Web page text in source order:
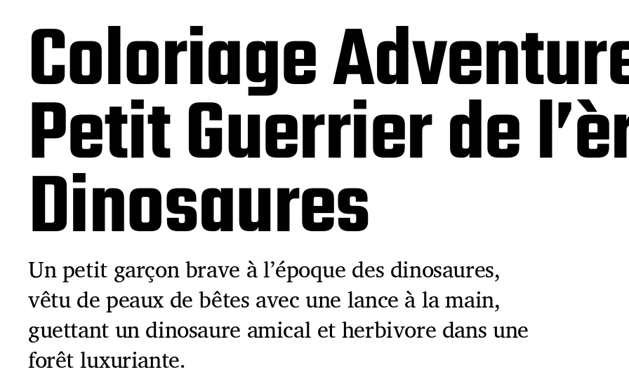
Coloriage
Petit Guerrier de
Dinosaures
Un petit garçon brave à l’époque des dinosaures,
vêtu de peaux de bêtes avec une lance à la main,
guettant un dinosaure amical et herbivore dans une
forêt luxuriante.